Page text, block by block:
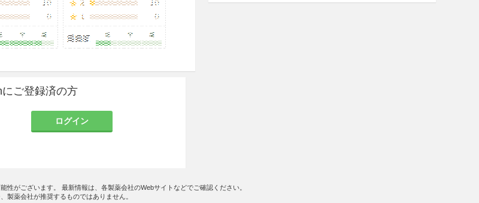
ゼトニウム塩化物0.05％溶液を布片で
・清拭するか、または噴霧する。
ゼトニウム塩化物0.025％溶液を用い
ゼトニウム塩化物0.02％溶液を用い
用する場合には、正常の部位に使
にご登録済の方
ログイン
がございます。 最新情報は、各製薬会社のWebサイトなどでご確認ください。
製薬会社が推奨するものではありません。